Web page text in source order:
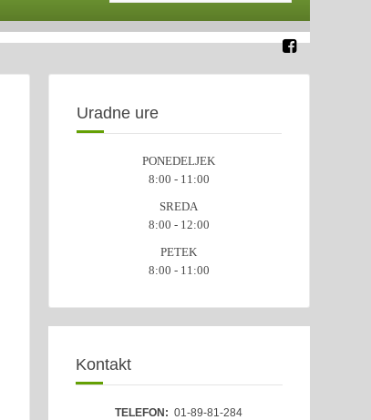
Uradne ure
PONEDELJEK
8:00 - 11:00
SREDA
8:00 - 12:00
PETEK
8:00 - 11:00
Kontakt
TELEFON: 01-89-81-284